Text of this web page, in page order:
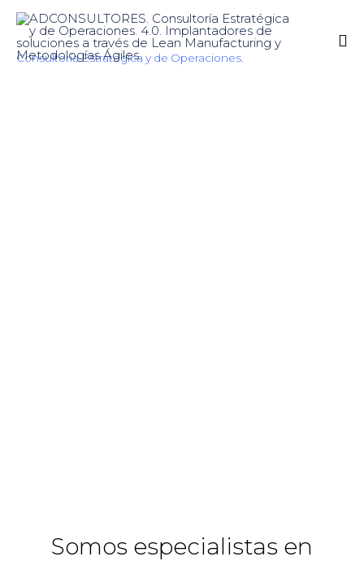
Consultoría Estratégica y de Operaciones.
Somos especialistas en